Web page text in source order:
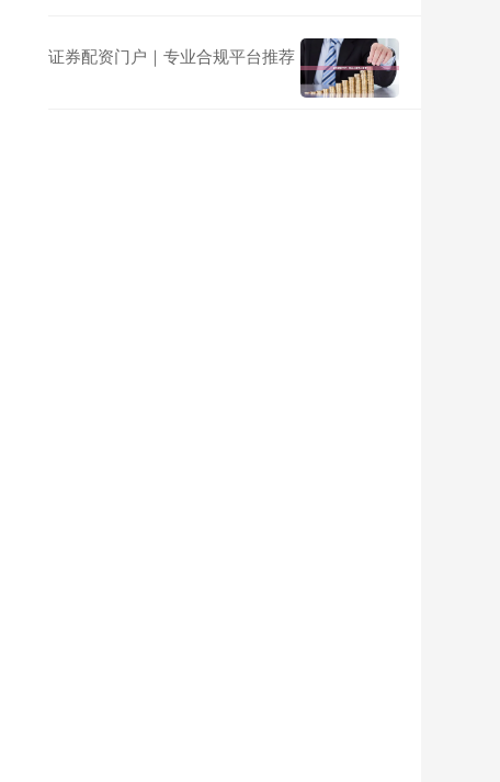
证券配资门户｜专业合规平台推荐